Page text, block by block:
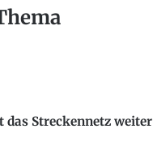
Streckennetz weiter